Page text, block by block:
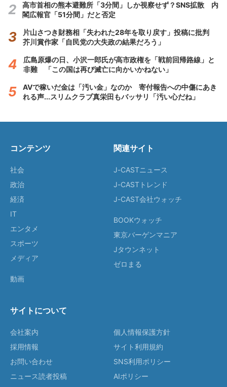
高市首相の熊本避難所「3分間」しか視察せず？SNS拡散 内
閣広報官「51分間」だと否定
片山さつき財務相「失われた28年を取り戻す」投稿に批判
芥川賞作家「自民党の大失政の結果だろう」
広島原爆の日、小沢一郎氏が高市政権を「戦前回帰路線」と
非難 「この国は再び滅亡に向かいかねない」
AVで稼いだ金は「汚い金」なのか 寄付報告への中傷にあき
れる声...スリムクラブ真栄田もバッサリ「汚い心だね」
コンテンツ
社会
政治
経済
IT
エンタメ
スポーツ
メディア
動画
関連サイト
J-CASTニュース
J-CASTトレンド
J-CAST会社ウォッチ
BOOKウォッチ
東京バーゲンマニア
Jタウンネット
ゼロまる
サイトについて
会社案内
採用情報
お問い合わせ
ニュース読者投稿
個人情報保護方針
サイト利用規約
SNS利用ポリシー
AIポリシー